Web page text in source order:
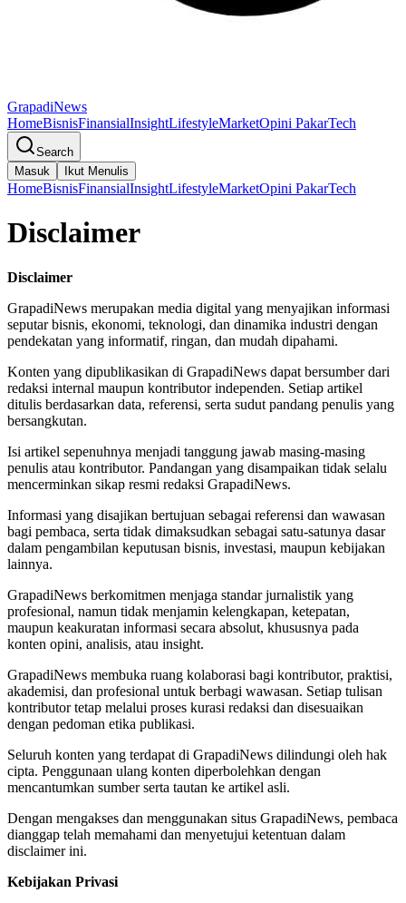
GrapadiNews
HomeBisnisFinansialInsightLifestyleMarketOpini PakarTech
Search
Masuk
Ikut Menulis
HomeBisnisFinansialInsightLifestyleMarketOpini PakarTech
Disclaimer
Disclaimer
GrapadiNews merupakan media digital yang menyajikan informasi
seputar bisnis, ekonomi, teknologi, dan dinamika industri dengan
pendekatan yang informatif, ringan, dan mudah dipahami.
Konten yang dipublikasikan di GrapadiNews dapat bersumber dari
redaksi internal maupun kontributor independen. Setiap artikel
ditulis berdasarkan data, referensi, serta sudut pandang penulis yang
bersangkutan.
Isi artikel sepenuhnya menjadi tanggung jawab masing-masing
penulis atau kontributor. Pandangan yang disampaikan tidak selalu
mencerminkan sikap resmi redaksi GrapadiNews.
Informasi yang disajikan bertujuan sebagai referensi dan wawasan
bagi pembaca, serta tidak dimaksudkan sebagai satu-satunya dasar
dalam pengambilan keputusan bisnis, investasi, maupun kebijakan
lainnya.
GrapadiNews berkomitmen menjaga standar jurnalistik yang
profesional, namun tidak menjamin kelengkapan, ketepatan,
maupun keakuratan informasi secara absolut, khususnya pada
konten opini, analisis, atau insight.
GrapadiNews membuka ruang kolaborasi bagi kontributor, praktisi,
akademisi, dan profesional untuk berbagi wawasan. Setiap tulisan
kontributor tetap melalui proses kurasi redaksi dan disesuaikan
dengan pedoman etika publikasi.
Seluruh konten yang terdapat di GrapadiNews dilindungi oleh hak
cipta. Penggunaan ulang konten diperbolehkan dengan
mencantumkan sumber serta tautan ke artikel asli.
Dengan mengakses dan menggunakan situs GrapadiNews, pembaca
dianggap telah memahami dan menyetujui ketentuan dalam
disclaimer ini.
Kebijakan Privasi